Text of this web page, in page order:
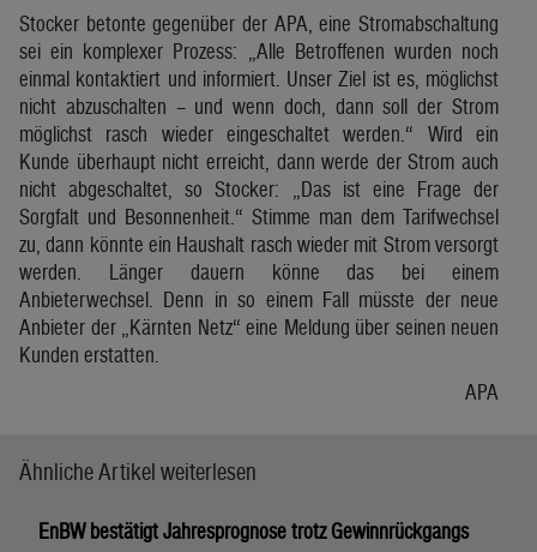
Stocker betonte gegenüber der APA, eine Stromabschaltung
sei ein komplexer Prozess: „Alle Betroffenen wurden noch
einmal kontaktiert und informiert. Unser Ziel ist es, möglichst
nicht abzuschalten – und wenn doch, dann soll der Strom
möglichst rasch wieder eingeschaltet werden.“ Wird ein
Kunde überhaupt nicht erreicht, dann werde der Strom auch
nicht abgeschaltet, so Stocker: „Das ist eine Frage der
Sorgfalt und Besonnenheit.“ Stimme man dem Tarifwechsel
zu, dann könnte ein Haushalt rasch wieder mit Strom versorgt
werden. Länger dauern könne das bei einem
Anbieterwechsel. Denn in so einem Fall müsste der neue
Anbieter der „Kärnten Netz“ eine Meldung über seinen neuen
Kunden erstatten.
APA
Ähnliche Artikel weiterlesen
EnBW bestätigt Jahresprognose trotz Gewinnrückgangs